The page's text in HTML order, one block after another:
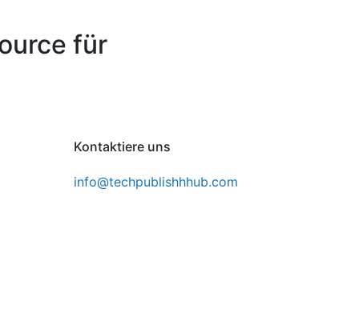
für
Kontaktiere uns
info@techpublishhhub.com